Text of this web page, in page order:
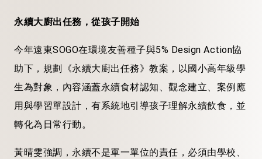
永續大廚出任務，從孩子開始
今年遠東SOGO在環境友善種子與5% Design Action協
助下，規劃《永續大廚出任務》教案，以國小高年級學
生為對象，內容涵蓋永續食材認知、觀念建立、案例應
用與學習單設計，有系統地引導孩子理解永續飲食，並
轉化為日常行動。
黃晴雯強調，永續不是單一單位的責任，必須由學校、